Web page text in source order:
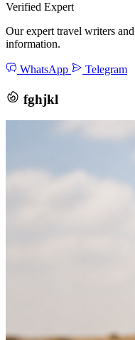
Verified Expert
Our expert travel writers
information.
WhatsApp Telegram
fghjkl